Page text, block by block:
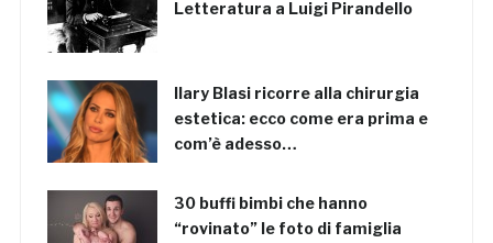
Letteratura a Luigi Pirandello
Ilary Blasi ricorre alla chirurgia
estetica: ecco come era prima e
com’è adesso…
30 buffi bimbi che hanno
“rovinato” le foto di famiglia